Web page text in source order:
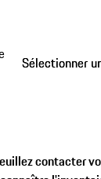
Sélectionner
Sélectionner
contacter